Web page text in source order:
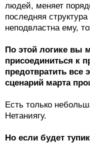
людей, меняет
последняя
неподвластна ему,
По этой логике вы
присоединиться к
предотвратить все
сценарий марта
Есть только
Нетаниягу.
Но если будет